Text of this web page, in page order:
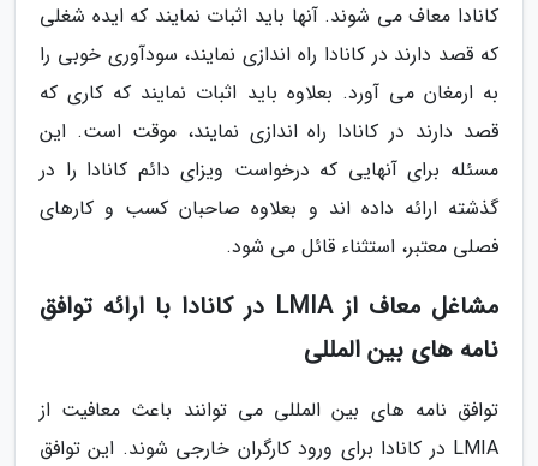
کانادا معاف می شوند. آنها باید اثبات نمایند که ایده شغلی
که قصد دارند در کانادا راه اندازی نمایند، سودآوری خوبی را
به ارمغان می آورد. بعلاوه باید اثبات نمایند که کاری که
قصد دارند در کانادا راه اندازی نمایند، موقت است. این
مسئله برای آنهایی که درخواست ویزای دائم کانادا را در
گذشته ارائه داده اند و بعلاوه صاحبان کسب و کارهای
فصلی معتبر، استثناء قائل می شود.
مشاغل معاف از LMIA در کانادا با ارائه توافق
نامه های بین المللی
توافق نامه های بین المللی می توانند باعث معافیت از
LMIA در کانادا برای ورود کارگران خارجی شوند. این توافق